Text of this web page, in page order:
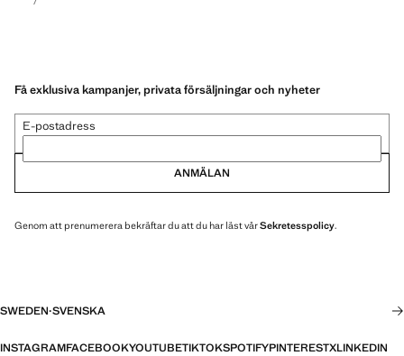
Få exklusiva kampanjer, privata försäljningar och nyheter
E-postadress
ANMÄLAN
Genom att prenumerera bekräftar du att du har läst vårSekretesspolicy.
SWEDEN·SVENSKA
INSTAGRAMFACEBOOKYOUTUBETIKTOKSPOTIFYPINTERESTXLINKEDIN